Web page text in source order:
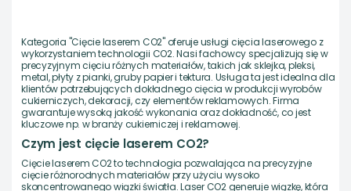
Kategoria "Cięcie laserem CO2" oferuje usługi cięcia laserowego z
wykorzystaniem technologii CO2. Nasi fachowcy specjalizują się w
precyzyjnym cięciu różnych materiałów, takich jak sklejka, pleksi,
metal, płyty z pianki, gruby papier i tektura. Usługa ta jest idealna dla
klientów potrzebujących dokładnego cięcia w produkcji wyrobów
cukierniczych, dekoracji, czy elementów reklamowych. Firma
gwarantuje wysoką jakość wykonania oraz dokładność, co jest
kluczowe np. w branży cukierniczej i reklamowej.
Czym jest cięcie laserem CO2?
Cięcie laserem CO2 to technologia pozwalająca na precyzyjne
cięcie różnorodnych materiałów przy użyciu wysoko
skoncentrowanego wiązki światła. Laser CO2 generuje wiązkę, która